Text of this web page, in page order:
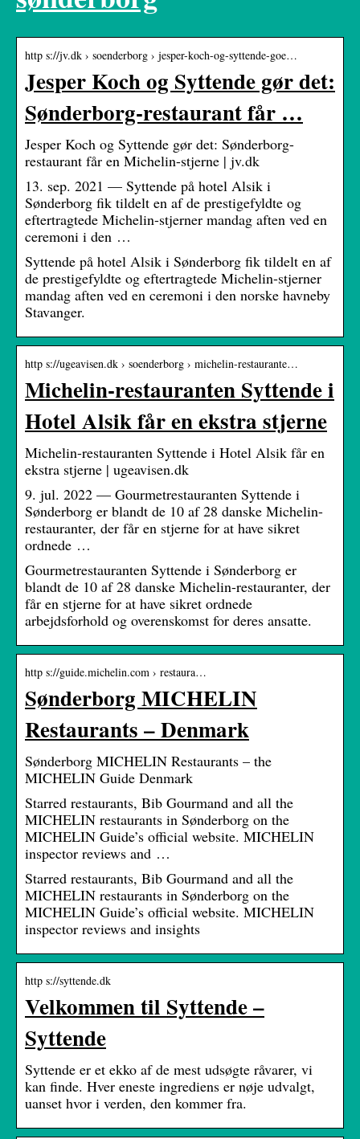
http s://jv.dk › soenderborg › jesper-koch-og-syttende-goe…
Jesper Koch og Syttende gør det:
Sønderborg-restaurant får …
Jesper Koch og Syttende gør det: Sønderborg-
restaurant får en Michelin-stjerne | jv.dk
13. sep. 2021 — Syttende på hotel Alsik i
Sønderborg fik tildelt en af de prestigefyldte og
eftertragtede Michelin-stjerner mandag aften ved en
ceremoni i den …
Syttende på hotel Alsik i Sønderborg fik tildelt en af
de prestigefyldte og eftertragtede Michelin-stjerner
mandag aften ved en ceremoni i den norske havneby
Stavanger.
http s://ugeavisen.dk › soenderborg › michelin-restaurante…
Michelin-restauranten Syttende i
Hotel Alsik får en ekstra stjerne
Michelin-restauranten Syttende i Hotel Alsik får en
ekstra stjerne | ugeavisen.dk
9. jul. 2022 — Gourmetrestauranten Syttende i
Sønderborg er blandt de 10 af 28 danske Michelin-
restauranter, der får en stjerne for at have sikret
ordnede …
Gourmetrestauranten Syttende i Sønderborg er
blandt de 10 af 28 danske Michelin-restauranter, der
får en stjerne for at have sikret ordnede
arbejdsforhold og overenskomst for deres ansatte.
http s://guide.michelin.com › restaura…
Sønderborg MICHELIN
Restaurants – Denmark
Sønderborg MICHELIN Restaurants – the
MICHELIN Guide Denmark
Starred restaurants, Bib Gourmand and all the
MICHELIN restaurants in Sønderborg on the
MICHELIN Guide’s official website. MICHELIN
inspector reviews and …
Starred restaurants, Bib Gourmand and all the
MICHELIN restaurants in Sønderborg on the
MICHELIN Guide’s official website. MICHELIN
inspector reviews and insights
http s://syttende.dk
Velkommen til Syttende –
Syttende
Syttende er et ekko af de mest udsøgte råvarer, vi
kan finde. Hver eneste ingrediens er nøje udvalgt,
uanset hvor i verden, den kommer fra.